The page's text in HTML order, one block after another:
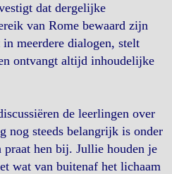
dat dergelijke
van Rome bewaard zijn
meerdere dialogen, stelt
ontvangt altijd inhoudelijke
de leerlingen over
nog steeds belangrijk is onder
hen bij. Jullie houden je
wat van buitenaf het lichaam